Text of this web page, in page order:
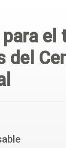
el
del